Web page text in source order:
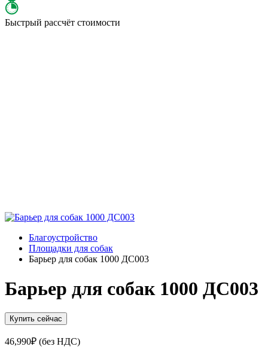
Быстрый рассчёт стоимости
Благоустройство
Площадки для собак
Барьер для собак 1000 ДС003
Барьер для собак 1000 ДС003
Купить сейчас
46,990₽ (без НДС)